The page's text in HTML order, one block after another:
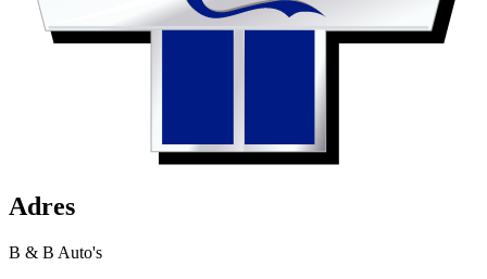
Adres
B & B Auto's